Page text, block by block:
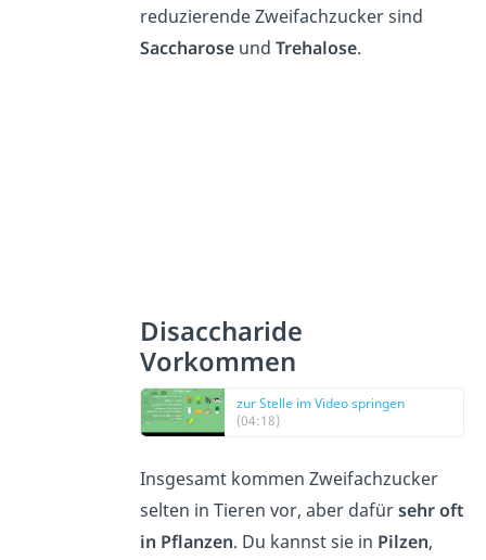
reduzierende Zweifachzucker sind
Saccharoseund Trehalose.
Disaccharide
Vorkommen
zur Stelle im Video springen
(04:18)
Insgesamt kommen Zweifachzucker
selten in Tieren vor, aber dafürsehr oft
in Pflanzen. Du kannst sie in Pilzen,